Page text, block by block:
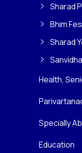
Sharad
Bhim
Sharad
Health,
Specially
Education